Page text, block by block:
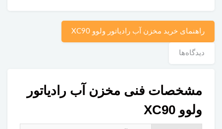
راهنمای خرید مخزن آب رادیاتور ولوو XC90
دیدگاه‌ها
مشخصات فنی مخزن آب رادیاتور
ولوو XC90